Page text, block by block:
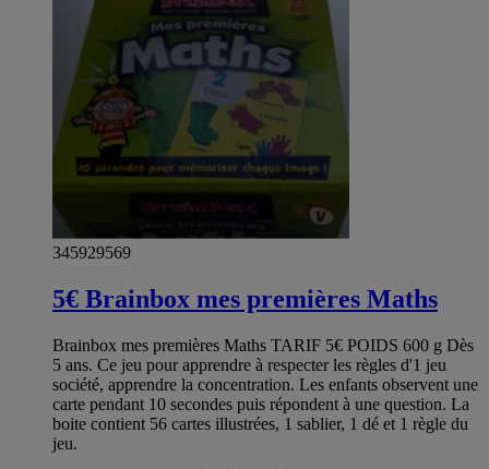
345929569
5€ Brainbox mes premières Maths
Brainbox mes premières Maths TARIF 5€ POIDS 600 g Dès
5 ans. Ce jeu pour apprendre à respecter les règles d'1 jeu
société, apprendre la concentration. Les enfants observent une
carte pendant 10 secondes puis répondent à une question. La
boite contient 56 cartes illustrées, 1 sablier, 1 dé et 1 règle du
jeu.